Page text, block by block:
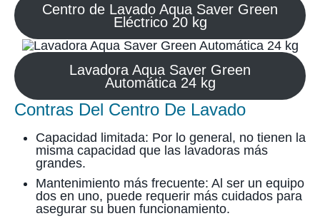
Centro de Lavado Aqua Saver Green
Eléctrico 20 kg
Lavadora Aqua Saver Green
Automática 24 kg
Contras Del Centro De Lavado
Capacidad limitada: Por lo general, no tienen la
misma capacidad que las lavadoras más
grandes.
Mantenimiento más frecuente: Al ser un equipo
dos en uno, puede requerir más cuidados para
asegurar su buen funcionamiento.